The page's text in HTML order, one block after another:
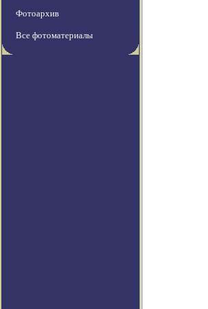
Фотоархив
Все фотоматериалы